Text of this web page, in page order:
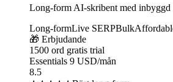
Long-form AI-skribent med inbyggd
Long-formLive SERPBulk
🎁 Erbjudande
1500 ord gratis trial
Essentials 9 USD/mån
8.5